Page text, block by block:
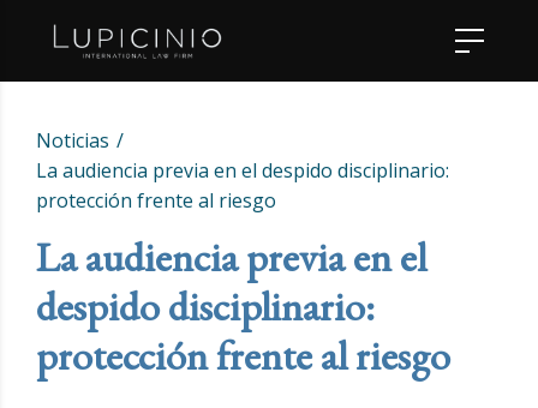
Noticias
La audiencia previa en el despido disciplinario:
protección frente al riesgo
La audiencia previa en el
despido disciplinario:
protección frente al riesgo